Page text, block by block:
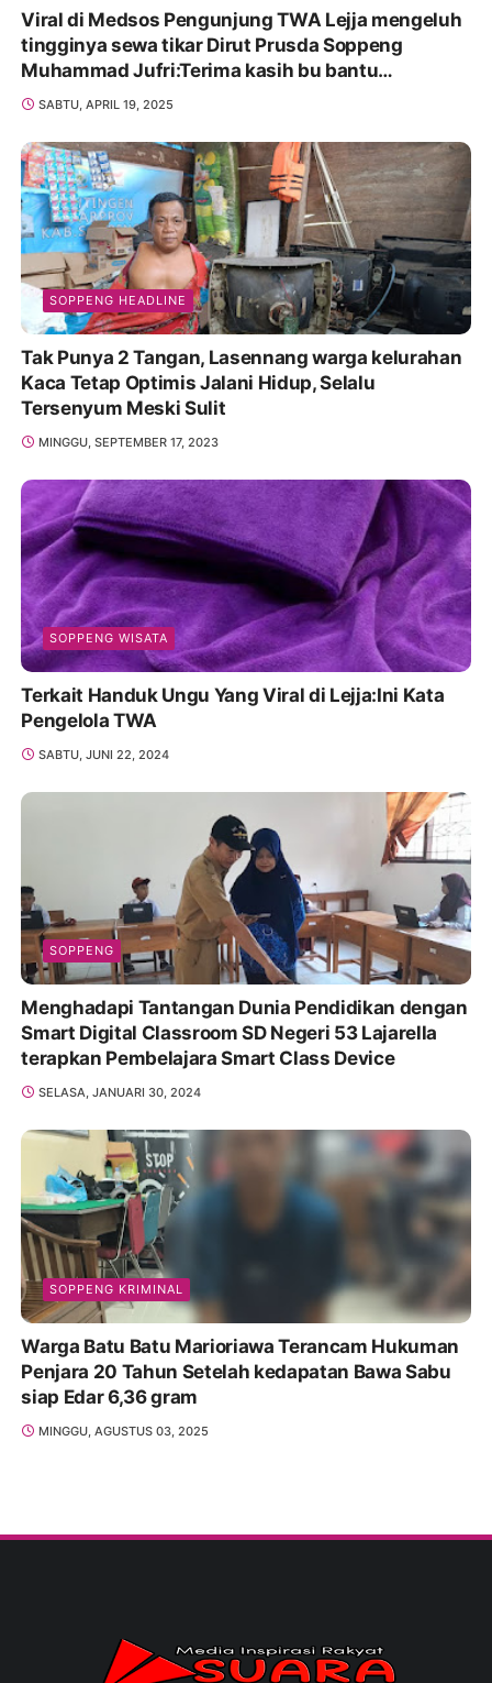
Viral di Medsos Pengunjung TWA Lejja mengeluh
tingginya sewa tikar Dirut Prusda Soppeng
Muhammad Jufri:Terima kasih bu bantu
Promosikan
SABTU, APRIL 19, 2025
SOPPENG HEADLINE
Tak Punya 2 Tangan, Lasennang warga kelurahan
Kaca Tetap Optimis Jalani Hidup, Selalu
Tersenyum Meski Sulit
MINGGU, SEPTEMBER 17, 2023
SOPPENG WISATA
Terkait Handuk Ungu Yang Viral di Lejja:Ini Kata
Pengelola TWA
SABTU, JUNI 22, 2024
SOPPENG
Menghadapi Tantangan Dunia Pendidikan dengan
Smart Digital Classroom SD Negeri 53 Lajarella
terapkan Pembelajara Smart Class Device
SELASA, JANUARI 30, 2024
SOPPENG KRIMINAL
Warga Batu Batu Marioriawa Terancam Hukuman
Penjara 20 Tahun Setelah kedapatan Bawa Sabu
siap Edar 6,36 gram
MINGGU, AGUSTUS 03, 2025